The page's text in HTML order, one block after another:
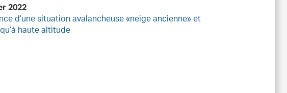
2022
d’une situation avalancheuse «neige ancienne» et
haute altitude